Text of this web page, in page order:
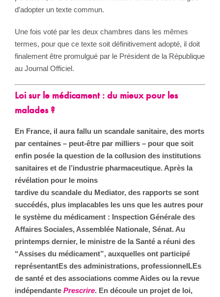
d’adopter un texte commun.
Une fois voté par les deux chambres dans les mêmes
termes, pour que ce texte soit définitivement adopté, il doit
finalement être promulgué par le Président de la République
au Journal Officiel.
Loi sur le médicament : du mieux pour les
malades ?
En France, il aura fallu un scandale sanitaire, des morts
par centaines – peut-être par milliers – pour que soit
enfin posée la question de la collusion des institutions
sanitaires et de l’industrie pharmaceutique. Après la
révélation pour le moins
tardive du scandale du Mediator, des rapports se sont
succédés, plus implacables les uns que les autres pour
le système du médicament : Inspection Générale des
Affaires Sociales, Assemblée Nationale, Sénat. Au
printemps dernier, le ministre de la Santé a réuni des
“Assises du médicament”, auxquelles ont participé
représentantEs des administrations, professionnelLEs
de santé et des associations comme Aides ou la revue
indépendante Prescrire. En découle un projet de loi,